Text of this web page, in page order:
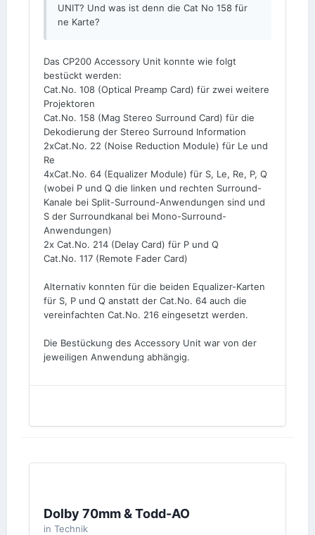
UNIT? Und was ist denn die Cat No 158 für
ne Karte?
Das CP200 Accessory Unit konnte wie folgt
bestückt werden:
Cat.No. 108 (Optical Preamp Card) für zwei weitere
Projektoren
Cat.No. 158 (Mag Stereo Surround Card) für die
Dekodierung der Stereo Surround Information
2xCat.No. 22 (Noise Reduction Module) für Le und
Re
4xCat.No. 64 (Equalizer Module) für S, Le, Re, P, Q
(wobei P und Q die linken und rechten Surround-
Kanale bei Split-Surround-Anwendungen sind und
S der Surroundkanal bei Mono-Surround-
Anwendungen)
2x Cat.No. 214 (Delay Card) für P und Q
Cat.No. 117 (Remote Fader Card)
Alternativ konnten für die beiden Equalizer-Karten
für S, P und Q anstatt der Cat.No. 64 auch die
vereinfachten Cat.No. 216 eingesetzt werden.
Die Bestückung des Accessory Unit war von der
jeweiligen Anwendung abhängig.
Dolby 70mm & Todd-AO
in Technik